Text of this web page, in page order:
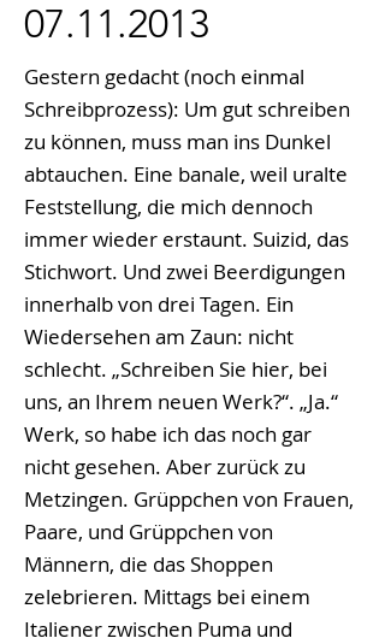
07.11.2013
Gestern gedacht (noch einmal
Schreibprozess): Um gut schreiben
zu können, muss man ins Dunkel
abtauchen. Eine banale, weil uralte
Feststellung, die mich dennoch
immer wieder erstaunt. Suizid, das
Stichwort. Und zwei Beerdigungen
innerhalb von drei Tagen. Ein
Wiedersehen am Zaun: nicht
schlecht. „Schreiben Sie hier, bei
uns, an Ihrem neuen Werk?“. „Ja.“
Werk, so habe ich das noch gar
nicht gesehen. Aber zurück zu
Metzingen. Grüppchen von Frauen,
Paare, und Grüppchen von
Männern, die das Shoppen
zelebrieren. Mittags bei einem
Italiener zwischen Puma und